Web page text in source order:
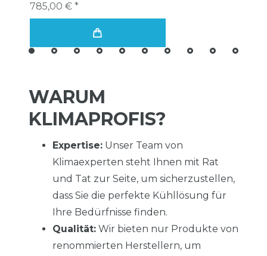
785,00 € *
WARUM
KLIMAPROFIS?
Expertise: Unser Team von
Klimaexperten steht Ihnen mit Rat
und Tat zur Seite, um sicherzustellen,
dass Sie die perfekte Kühllösung für
Ihre Bedürfnisse finden.
Qualität: Wir bieten nur Produkte von
renommierten Herstellern, um